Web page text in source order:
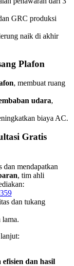
GRC produksi
naik di akhir
Plafon
, membuat ruang
udara,
biaya AC.
Gratis
dan mendapatkan
, tim ahli
dan tukang
lama.
efisien dan hasil